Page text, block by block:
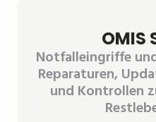
OMIS
Notfalleingriffe
Reparaturen,
und Kontrollen